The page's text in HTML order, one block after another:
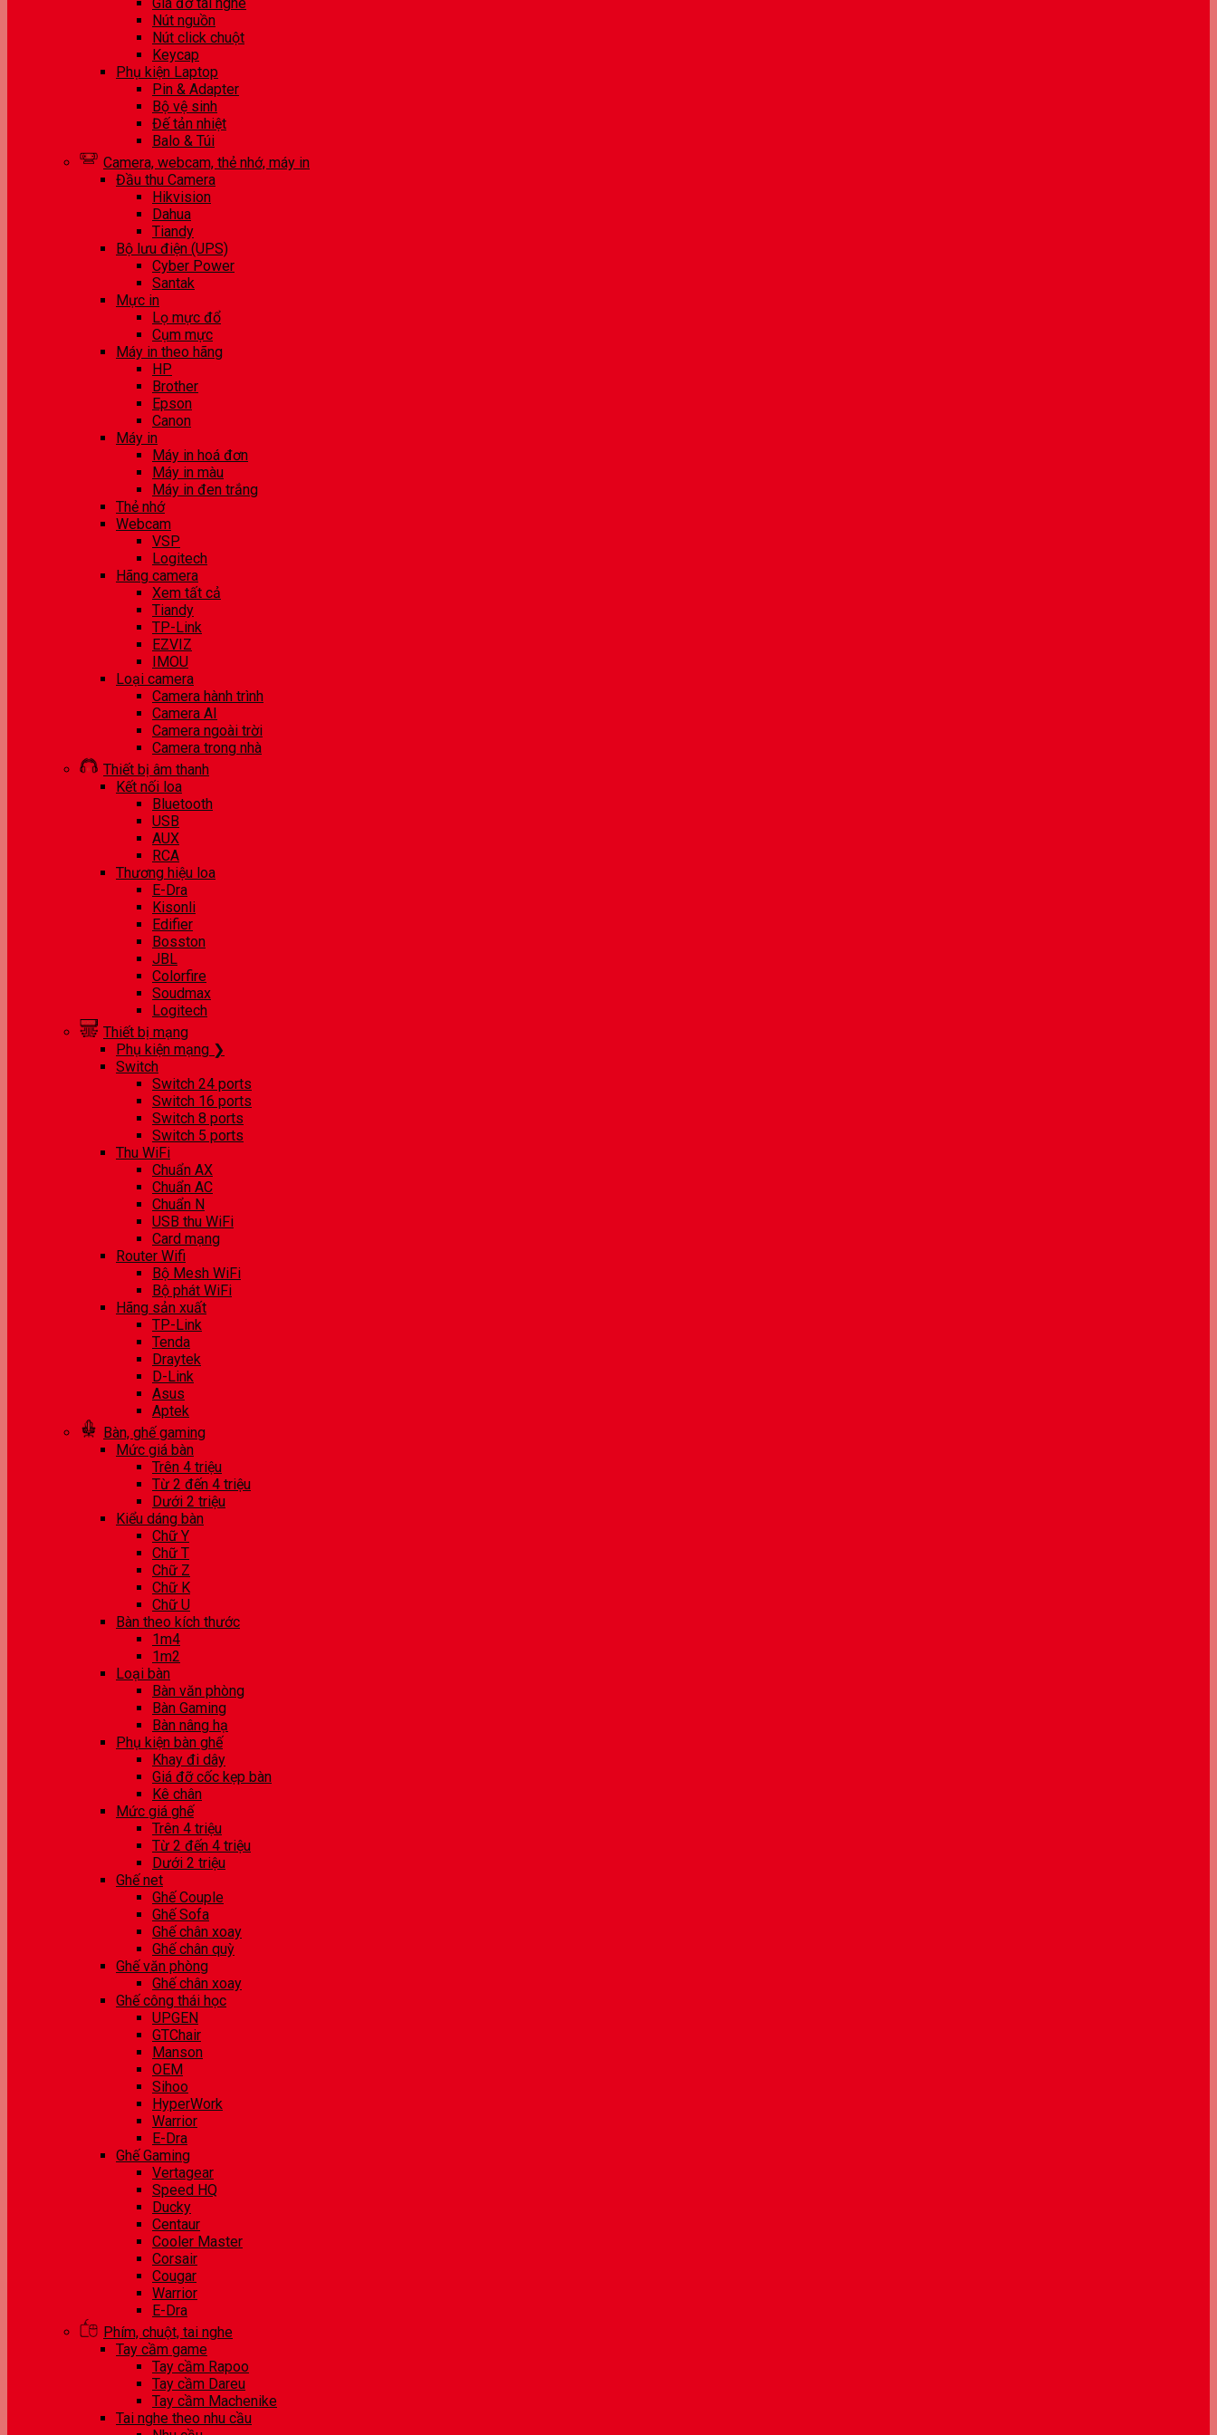
Nút nguồn
Nút click chuột
Keycap
Phụ kiện Laptop
Pin & Adapter
Bộ vệ sinh
Đế tản nhiệt
Balo & Túi
Camera, webcam, thẻ nhớ, máy in
Đầu thu Camera
Hikvision
Dahua
Tiandy
Bộ lưu điện (UPS)
Cyber Power
Santak
Mực in
Lọ mực đổ
Cụm mực
Máy in theo hãng
HP
Brother
Epson
Canon
Máy in
Máy in hoá đơn
Máy in màu
Máy in đen trắng
Thẻ nhớ
Webcam
VSP
Logitech
Hãng camera
Xem tất cả
Tiandy
TP-Link
EZVIZ
IMOU
Loại camera
Camera hành trình
Camera AI
Camera ngoài trời
Camera trong nhà
Thiết bị âm thanh
Kết nối loa
Bluetooth
USB
AUX
RCA
Thương hiệu loa
E-Dra
Kisonli
Edifier
Bosston
JBL
Colorfire
Soudmax
Logitech
Thiết bị mạng
Phụ kiện mạng ❯
Switch
Switch 24 ports
Switch 16 ports
Switch 8 ports
Switch 5 ports
Thu WiFi
Chuẩn AX
Chuẩn AC
Chuẩn N
USB thu WiFi
Card mạng
Router Wifi
Bộ Mesh WiFi
Bộ phát WiFi
Hãng sản xuất
TP-Link
Tenda
Draytek
D-Link
Asus
Aptek
Bàn, ghế gaming
Mức giá bàn
Trên 4 triệu
Từ 2 đến 4 triệu
Dưới 2 triệu
Kiểu dáng bàn
Chữ Y
Chữ T
Chữ Z
Chữ K
Chữ U
Bàn theo kích thước
1m4
1m2
Loại bàn
Bàn văn phòng
Bàn Gaming
Bàn nâng hạ
Phụ kiện bàn ghế
Khay đi dây
Giá đỡ cốc kẹp bàn
Kê chân
Mức giá ghế
Trên 4 triệu
Từ 2 đến 4 triệu
Dưới 2 triệu
Ghế net
Ghế Couple
Ghế Sofa
Ghế chân xoay
Ghế chân quỳ
Ghế văn phòng
Ghế chân xoay
Ghế công thái học
UPGEN
GTChair
Manson
OEM
Sihoo
HyperWork
Warrior
E-Dra
Ghế Gaming
Vertagear
Speed HQ
Ducky
Centaur
Cooler Master
Corsair
Cougar
Warrior
E-Dra
Phím, chuột, tai nghe
Tay cầm game
Tay cầm Rapoo
Tay cầm Dareu
Tay cầm Machenike
Tai nghe theo nhu cầu